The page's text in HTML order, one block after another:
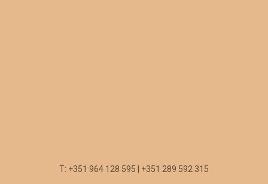
T: +351 964 128 595 | +351 289 592 315